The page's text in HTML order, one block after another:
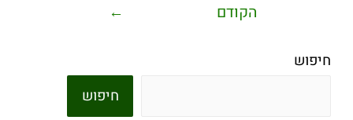
הקודם
←
חיפוש
חיפוש